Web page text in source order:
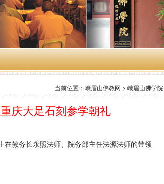
当前位置：峨眉山佛教网 > 峨眉山佛学院
庆大足石刻参学朝礼
教务长永照法师、院务部主任法源法师的带领